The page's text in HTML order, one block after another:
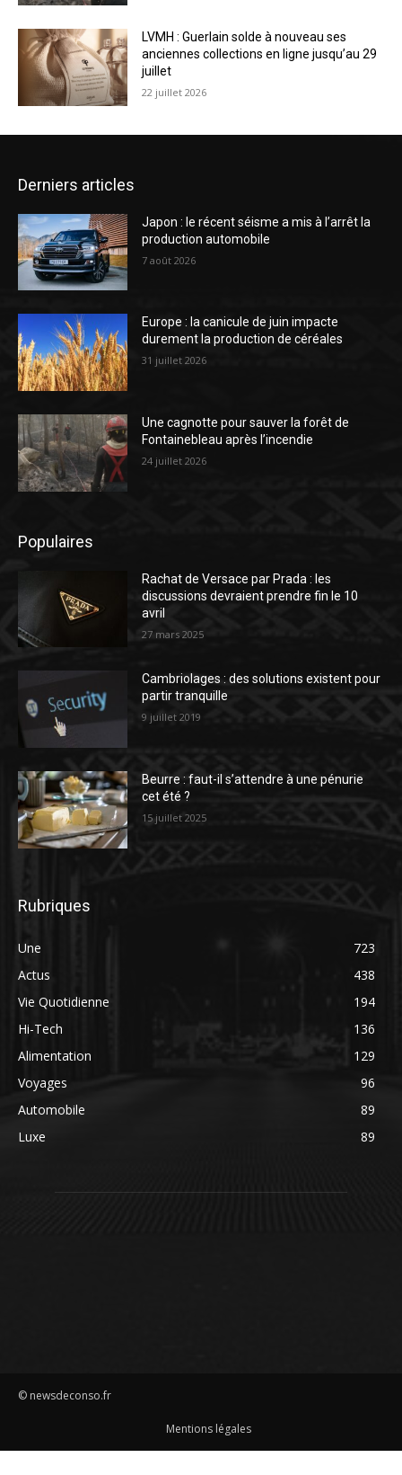
LVMH : Guerlain solde à nouveau ses
anciennes collections en ligne jusqu’au 29
juillet
22 juillet 2026
Derniers articles
Japon : le récent séisme a mis à l’arrêt la
production automobile
7 août 2026
Europe : la canicule de juin impacte
durement la production de céréales
31 juillet 2026
Une cagnotte pour sauver la forêt de
Fontainebleau après l’incendie
24 juillet 2026
Populaires
Rachat de Versace par Prada : les
discussions devraient prendre fin le 10
avril
27 mars 2025
Cambriolages : des solutions existent pour
partir tranquille
9 juillet 2019
Beurre : faut-il s’attendre à une pénurie
cet été ?
15 juillet 2025
Rubriques
Une
723
Actus
438
Vie Quotidienne
194
Hi-Tech
136
Alimentation
129
Voyages
96
Automobile
89
Luxe
89
© newsdeconso.fr
Mentions légales